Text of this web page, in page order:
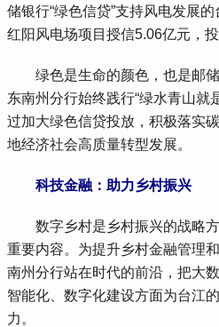
储银行“绿色信贷”支持风电发展
红阳风电场项目授信5.06亿元，
绿色是生命的颜色，也是邮储
东南州分行始终践行“绿水青山就
过加大绿色信贷投放，积极落实
地经济社会高质量转型发展。
科技金融：助力乡村振兴
数字乡村是乡村振兴的战略方
重要内容。为提升乡村金融管理
南州分行站在时代的前沿，把大
智能化、数字化建设方面为台江
力。